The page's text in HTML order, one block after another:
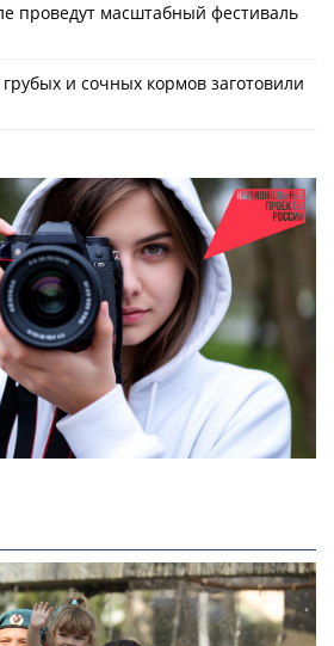
проведут масштабный фестиваль
и сочных кормов заготовили